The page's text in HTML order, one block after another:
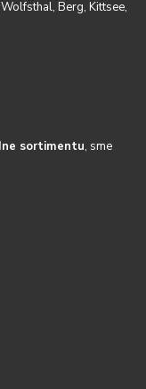
Berg, Kittsee,
sortimentu, sme